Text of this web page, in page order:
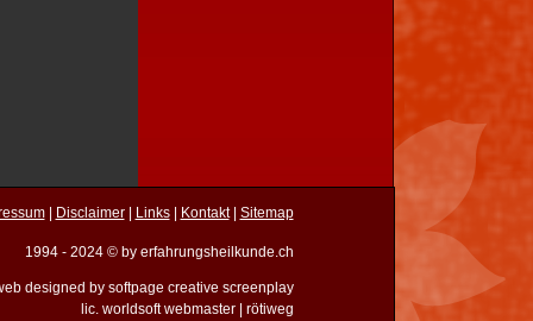
| Disclaimer| Links| Kontakt| Sitemap
1994 - 2024 © by erfahrungsheilkunde.ch
designed by softpage creative screenplay
lic. worldsoft webmaster | rötiweg